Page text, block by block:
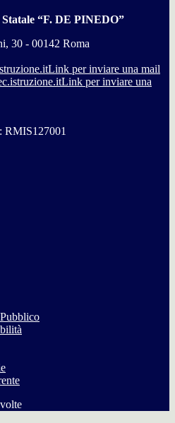
“F. DE PINEDO”
30 - 00142 Roma
Link per inviare una mail
Link per inviare una
RMIS127001
volte